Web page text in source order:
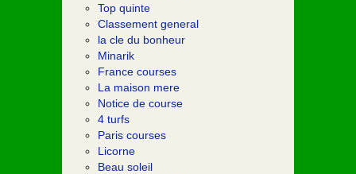
Top quinte
Classement general
la cle du bonheur
Minarik
France courses
La maison mere
Notice de course
4 turfs
Paris courses
Licorne
Beau soleil